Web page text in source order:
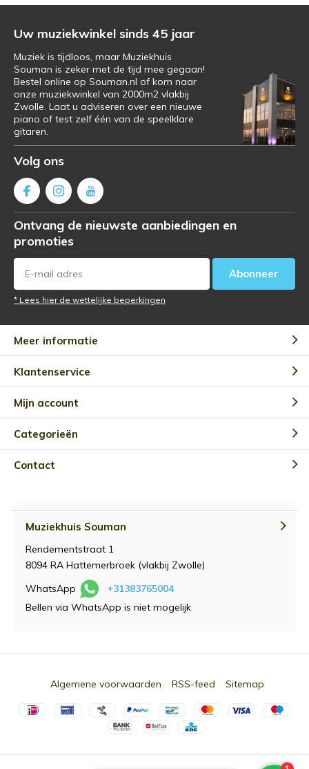
Uw muziekwinkel sinds 45 jaar
Muziek is tijdloos, maar Muziekhuis
Souman is zeker met de tijd mee gegaan!
Bestel online op Souman.nl of kom naar
onze muziekwinkel van 2000m2 vlakbij
Zwolle. Laat u adviseren over een nieuwe
piano of test zelf één van de speelklare
gitaren.
Volg ons
Ontvang de nieuwste aanbiedingen en
promoties
Abonneer
* Lees hier de wettelijke beperkingen
Meer informatie
Klantenservice
Mijn account
Categorieën
Contact
Muziekhuis Souman
Rendementstraat 1
8094 RA Hattemerbroek (vlakbij Zwolle)
WhatsApp
+31383765004
Bellen via WhatsApp is niet mogelijk
Algemene voorwaarden RSS-feed Sitemap